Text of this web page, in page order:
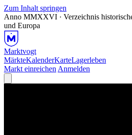
Zum Inhalt springen
Anno MMXXVI · Verzeichnis
und Europa
Marktvogt
MärkteKalenderKarteLagerleben
Markt einreichen Anmelden